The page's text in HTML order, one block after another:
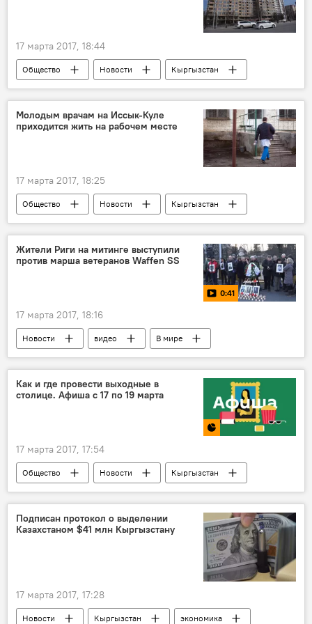
17 марта 2017, 18:44
Общество Новости
Кыргызстан
Бишкек
Керим Турапов суд
Молодым врачам на Иссык-Куле
приходится жить на рабочем месте
17 марта 2017, 18:25
Общество Новости
Кыргызстан
Мнение
Тюпский район
жилье
врач
проблемы
Жители Риги на митинге выступили
против марша ветеранов Waffen SS
0:41
17 марта 2017, 18:16
Новости видео
В мире
Мультимедиа
Рига протест
Как и где провести выходные в
столице. Афиша с 17 по 19 марта
17 марта 2017, 17:54
Общество Новости
Кыргызстан
Культура
Бишкек
Афиша
отдых
что посмотреть
куда сходить
Подписан протокол о выделении
Казахстаном $41 млн Кыргызстану
17 марта 2017, 17:28
Новости Кыргызстан
экономика